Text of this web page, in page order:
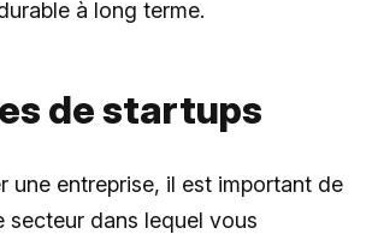
à long terme.
de startups
une entreprise, il est important de
secteur dans lequel vous